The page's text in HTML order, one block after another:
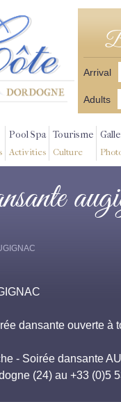
Arrival
Adults
Pool Spa
Activities
Tourisme
Culture
dansante ouverte à
- Soirée dansante
(24) au +33 (0)5